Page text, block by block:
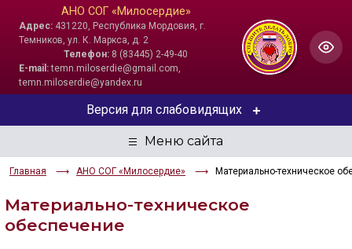
АНО СОГ «Милосердие»
Адрес: 431220, Республика Мордовия, г.
Темников, ул. К. Маркса, д. 2
Телефон: 8 (83445) 2-49-40
E-mail:temn.miloserdie@gmail.com,
temn.miloserdie@yandex.ru
Главная АНО СОГ «Милосердие» Материально-техническое
Версия для слабовидящих
ЦВЕТОВАЯ СХЕМА
Aa Aa
Материально-техническое
обеспечение